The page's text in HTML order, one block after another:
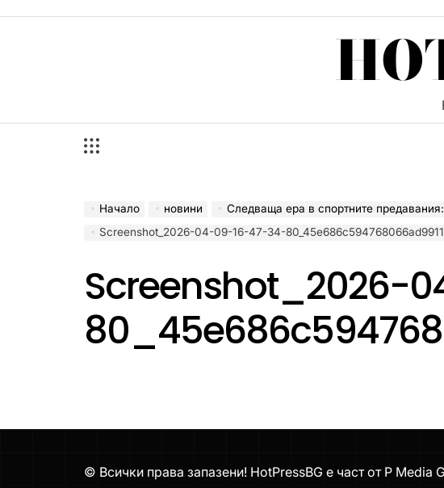
Начало новини
Следваща ера в спортните предавания: Galaxy S26 Ultra разкрива нови
Screenshot_2026-04-09-16-47-34-
Screenshot_2026-
© Всички права запазени! HotPressBG е част от P